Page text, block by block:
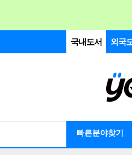
국내도서 외국
빠른분야찾기